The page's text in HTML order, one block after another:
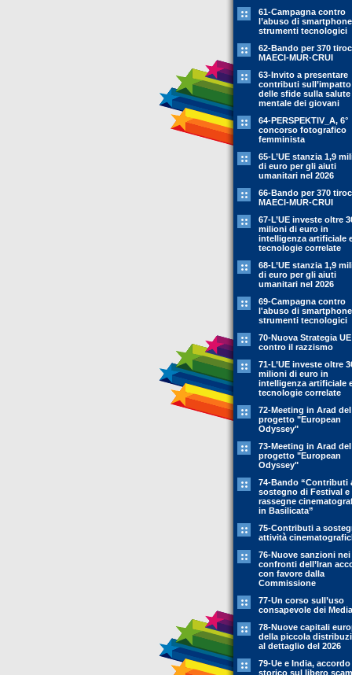
61-Campagna contro
l’abuso di
strumenti tecnologici
62-Bando per 370
MAECI-MUR-CRUI
63-Invito a presentare
contributi sull’impatto
delle sfide sulla salute
mentale dei giovani
64-PERSPEKTIV_A, 6°
concorso fotografico
femminista
65-L’UE stanzia 1,9
di euro per gli aiuti
umanitari nel 2026
66-Bando per 370
MAECI-MUR-CRUI
67-L’UE investe oltre
milioni di euro in
intelligenza artificiale
tecnologie correlate
68-L’UE stanzia 1,9
di euro per gli aiuti
umanitari nel 2026
69-Campagna contro
l'abuso di
strumenti tecnologici
70-Nuova Strategia UE
contro il razzismo
71-L’UE investe oltre
milioni di euro in
intelligenza artificiale
tecnologie correlate
72-Meeting in Arad del
progetto "European
Odyssey"
73-Meeting in Arad del
progetto "European
Odyssey"
74-Bando “Contributi
sostegno di Festival e
rassegne
in Basilicata”
75-Contributi a
attività
76-Nuove sanzioni nei
confronti dell’Iran
con favore dalla
Commissione
77-Un corso sull’uso
consapevole dei Media
78-Nuove capitali
della piccola
al dettaglio del 2026
79-Ue e India, accordo
storico sul libero